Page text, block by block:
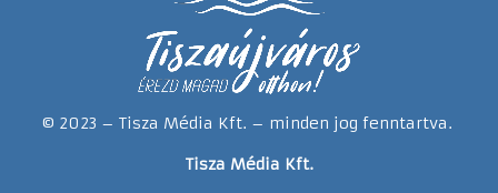
© 2023 – Tisza Média Kft. – minden jog fenntartva.
Tisza Média Kft.